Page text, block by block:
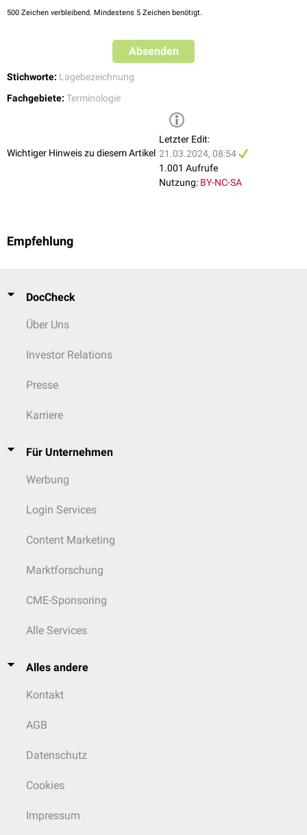
500 Zeichen verbleibend. Mindestens 5 Zeichen benötigt.
Absenden
Stichworte: Lagebezeichnung
Fachgebiete: Terminologie
Wichtiger Hinweis zu diesem Artikel
Letzter Edit:
21.03.2024, 08:54
1.001 Aufrufe
Nutzung: BY-NC-SA
Empfehlung
DocCheck
Über Uns
Investor Relations
Presse
Karriere
Für Unternehmen
Werbung
Login Services
Content Marketing
Marktforschung
CME-Sponsoring
Alle Services
Alles andere
Kontakt
AGB
Datenschutz
Cookies
Impressum